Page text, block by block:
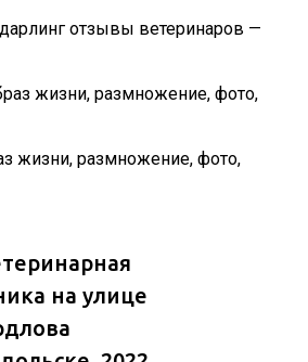
отзывы ветеринаров —
жизни, размножение, фото,
на улице